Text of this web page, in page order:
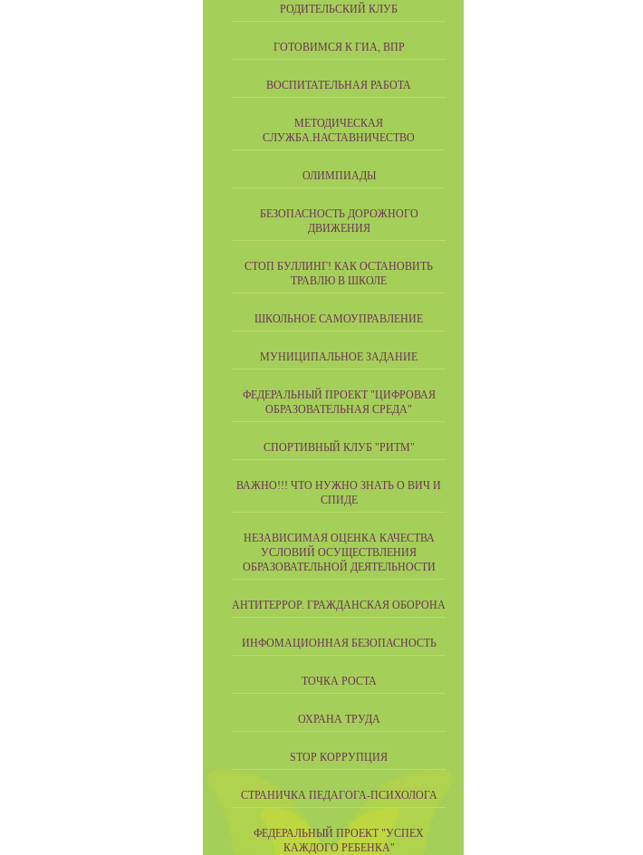
РОДИТЕЛЬСКИЙ КЛУБ
ГОТОВИМСЯ К ГИА, ВПР
ВОСПИТАТЕЛЬНАЯ РАБОТА
МЕТОДИЧЕСКАЯ
СЛУЖБА.НАСТАВНИЧЕСТВО
ОЛИМПИАДЫ
БЕЗОПАСНОСТЬ ДОРОЖНОГО
ДВИЖЕНИЯ
СТОП БУЛЛИНГ! КАК ОСТАНОВИТЬ
ТРАВЛЮ В ШКОЛЕ
ШКОЛЬНОЕ САМОУПРАВЛЕНИЕ
МУНИЦИПАЛЬНОЕ ЗАДАНИЕ
ФЕДЕРАЛЬНЫЙ ПРОЕКТ "ЦИФРОВАЯ
ОБРАЗОВАТЕЛЬНАЯ СРЕДА"
СПОРТИВНЫЙ КЛУБ "РИТМ"
ВАЖНО!!! ЧТО НУЖНО ЗНАТЬ О ВИЧ И
СПИДЕ
НЕЗАВИСИМАЯ ОЦЕНКА КАЧЕСТВА
УСЛОВИЙ ОСУЩЕСТВЛЕНИЯ
ОБРАЗОВАТЕЛЬНОЙ ДЕЯТЕЛЬНОСТИ
АНТИТЕРРОР. ГРАЖДАНСКАЯ ОБОРОНА
ИНФОМАЦИОННАЯ БЕЗОПАСНОСТЬ
ТОЧКА РОСТА
ОХРАНА ТРУДА
STOP КОРРУПЦИЯ
СТРАНИЧКА ПЕДАГОГА-ПСИХОЛОГА
ФЕДЕРАЛЬНЫЙ ПРОЕКТ "УСПЕХ
КАЖДОГО РЕБЕНКА"